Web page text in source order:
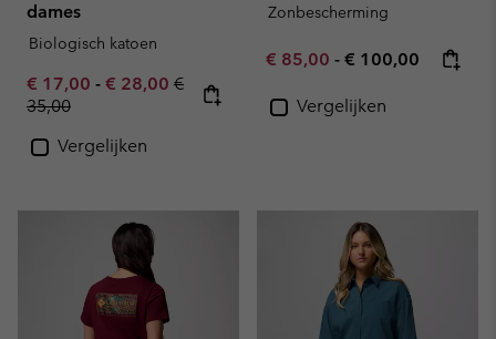
dames
Biologisch katoen
Minimum sale price:
€ 17,00 - Maximum sale price:
€ 28,00 Regular price:
€
35,00
Vergelijken
Zonbescherming
Minimum sale price:
€ 85,00 - Maximum price:
€ 100,00
Vergelijken